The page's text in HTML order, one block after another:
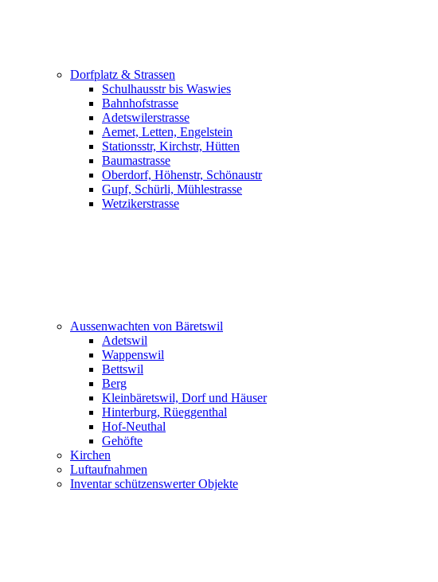
Dorfplatz & Strassen
Schulhausstr bis Waswies
Bahnhofstrasse
Adetswilerstrasse
Aemet, Letten, Engelstein
Stationsstr, Kirchstr, Hütten
Baumastrasse
Oberdorf, Höhenstr, Schönaustr
Gupf, Schürli, Mühlestrasse
Wetzikerstrasse
Aussenwachten von Bäretswil
Adetswil
Wappenswil
Bettswil
Berg
Kleinbäretswil, Dorf und Häuser
Hinterburg, Rüeggenthal
Hof-Neuthal
Gehöfte
Kirchen
Luftaufnahmen
Inventar schützenswerter Objekte